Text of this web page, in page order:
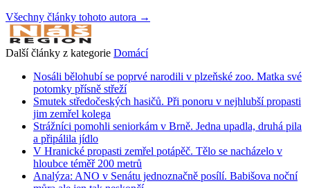
Všechny články tohoto autora →
Další články z kategorie Domácí
Nosáli bělohubí se poprvé narodili v plzeňské zoo. Matka své
potomky přísně střeží
Smutek středočeských hasičů. Při ponoru v nejhlubší propasti
jim zemřel kolega
Strážníci pomohli seniorkám v Brně. Jedna upadla, druhá pila
a připálila jídlo
V Hranické propasti zemřel potápěč. Tělo se nacházelo v
hloubce téměř 200 metrů
Analýza: ANO v Senátu jednoznačně posílí. Babišova noční